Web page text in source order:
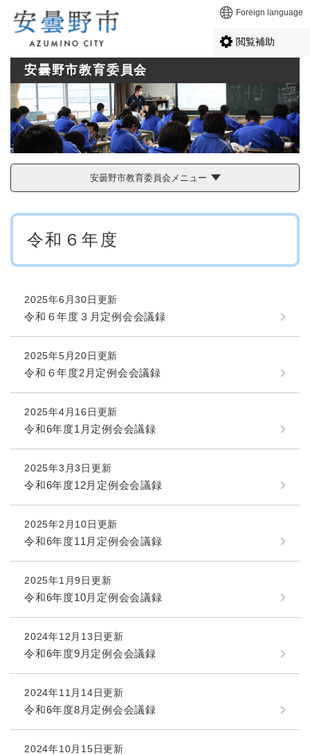
メニューを飛ばして本文へ Foreign language
閲覧補助
安曇野市教育委員会
安曇野市教育委員会メニュー
本
令和６年度
2025年6月30日更新
令和６年度３月定例会会議録
2025年5月20日更新
令和６年度2月定例会会議録
2025年4月16日更新
令和6年度1月定例会会議録
2025年3月3日更新
令和6年度12月定例会会議録
2025年2月10日更新
令和6年度11月定例会会議録
2025年1月9日更新
令和6年度10月定例会会議録
2024年12月13日更新
令和6年度9月定例会会議録
2024年11月14日更新
令和6年度8月定例会会議録
2024年10月15日更新